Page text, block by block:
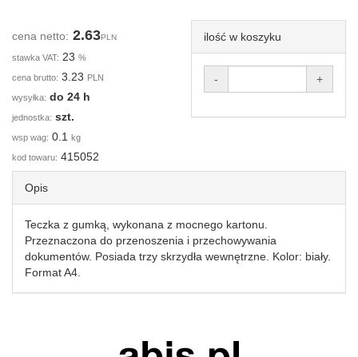
cena netto: 2.63PLN
stawka VAT: 23 %
cena brutto: 3.23 PLN
wysyłka: do 24 h
jednostka: szt.
wsp wag: 0.1 kg
kod towaru: 415052
ilość w koszyku
- +
Opis
Teczka z gumką, wykonana z mocnego kartonu.
Przeznaczona do przenoszenia i przechowywania
dokumentów. Posiada trzy skrzydła wewnętrzne. Kolor: biały.
Format A4.